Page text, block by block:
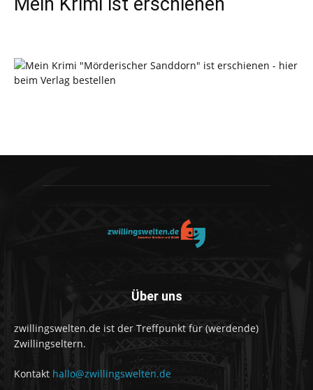
Über uns
zwillingswelten.de ist der Treffpunkt für (werdende)
Zwillingseltern.
Kontakt hallo@zwillingswelten.de